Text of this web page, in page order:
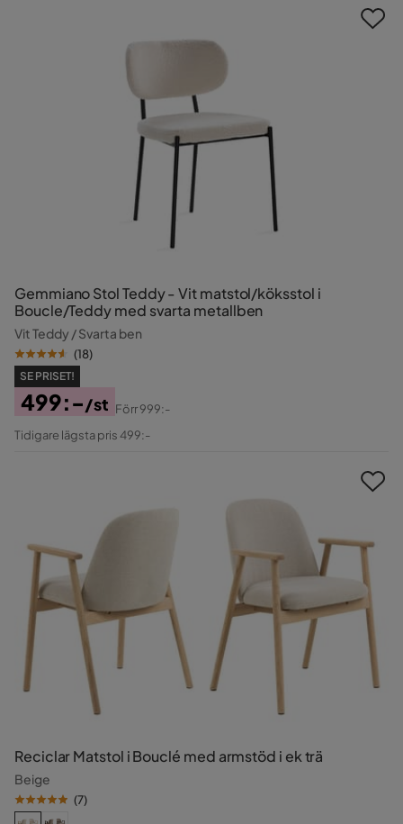
Gemmiano Stol Teddy - Vit matstol/köksstol i
Boucle/Teddy med svarta metallben
Vit Teddy / Svarta ben
(18)
SE PRISET!
Pris
499:-/st
Original
Förr999:-
Tidigare lägsta pris 499:-
Reciclar Matstol i Bouclé med armstöd i ek trä
Beige
(7)